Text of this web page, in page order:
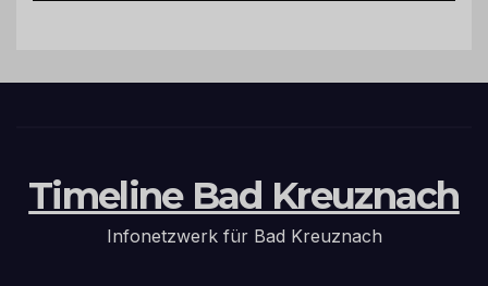
Timeline Bad Kreuznach
Infonetzwerk für Bad Kreuznach